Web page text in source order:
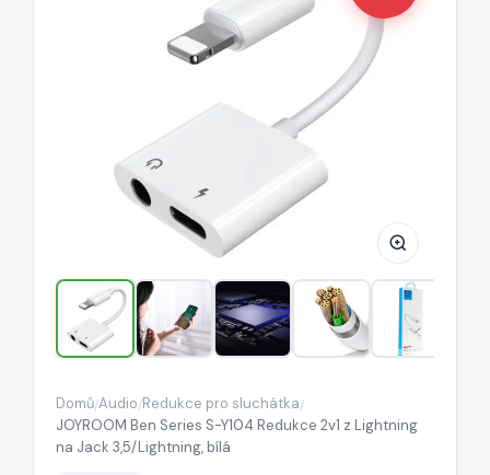
JOYROOM
Y104
2v1
z
Lightning
na
3,5/Lightning,
Domů/Audio/Redukce pro sluchátka/
JOYROOM Ben Series S-Y104 Redukce 2v1 z Lightning
na Jack 3,5/Lightning, bílá